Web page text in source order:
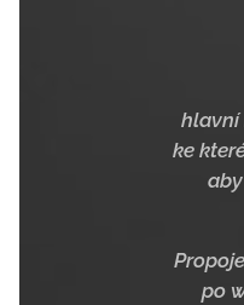
hlavní
ke
po